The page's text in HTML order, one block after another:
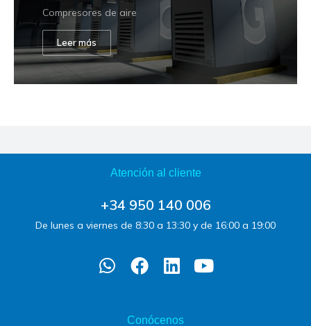
Compresores de aire
Leer más
Atención al cliente
+34 950 140 006
De lunes a viernes de 8:30 a 13:30 y de 16:00 a 19:00
Conócenos